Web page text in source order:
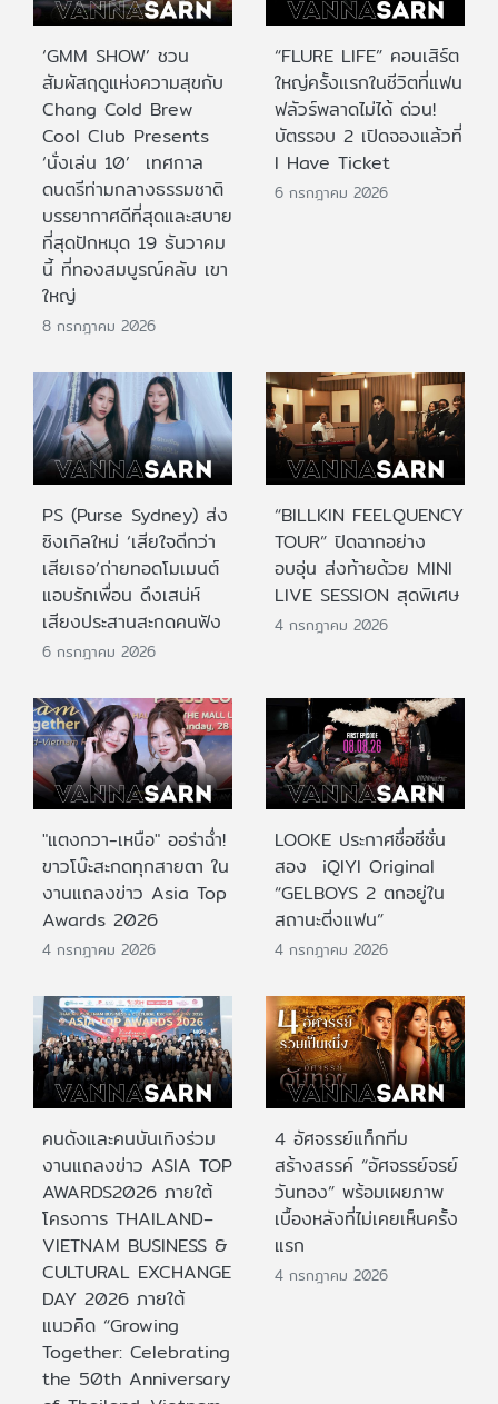
‘GMM SHOW’ ชวน
สัมผัสฤดูแห่งความสุขกับ
Chang Cold Brew
Cool Club Presents
‘นั่งเล่น 10’ เทศกาล
ดนตรีท่ามกลางธรรมชาติ
บรรยากาศดีที่สุดและสบาย
ที่สุดปักหมุด 19 ธันวาคม
นี้ ที่ทองสมบูรณ์คลับ เขา
ใหญ่
8 กรกฎาคม 2026
“FLURE LIFE” คอนเสิร์ต
ใหญ่ครั้งแรกในชีวิตที่แฟน
ฟลัวร์พลาดไม่ได้ ด่วน!
บัตรรอบ 2 เปิดจองแล้วที่
I Have Ticket
6 กรกฎาคม 2026
PS (Purse Sydney) ส่ง
ซิงเกิลใหม่ ‘เสียใจดีกว่า
เสียเธอ’ถ่ายทอดโมเมนต์
แอบรักเพื่อน ดึงเสน่ห์
เสียงประสานสะกดคนฟัง
6 กรกฎาคม 2026
“BILLKIN FEELQUENCY
TOUR” ปิดฉากอย่าง
อบอุ่น ส่งท้ายด้วย MINI
LIVE SESSION สุดพิเศษ
4 กรกฎาคม 2026
"แตงกวา-เหนือ" ออร่าฉ่ำ!
ขาวโบ๊ะสะกดทุกสายตา ใน
งานแถลงข่าว Asia Top
Awards 2026
4 กรกฎาคม 2026
LOOKE ประกาศชื่อซีซั่น
สอง iQIYI Original
“GELBOYS 2 ตกอยู่ใน
สถานะติ่งแฟน”
4 กรกฎาคม 2026
คนดังและคนบันเทิงร่วม
งานแถลงข่าว ASIA TOP
AWARDS2026 ภายใต้
โครงการ THAILAND–
VIETNAM BUSINESS &
CULTURAL EXCHANGE
DAY 2026 ภายใต้
แนวคิด “Growing
Together: Celebrating
the 50th Anniversary
4 อัศจรรย์แท็กทีม
สร้างสรรค์ “อัศจรรย์จรย์
วันทอง” พร้อมเผยภาพ
เบื้องหลังที่ไม่เคยเห็นครั้ง
แรก
4 กรกฎาคม 2026